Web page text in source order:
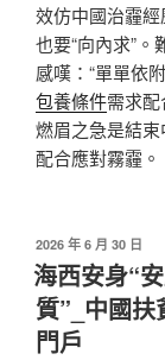
效仿中國治霾經
也要“向內求”
感嘆：“單單依
包養條件需求配
燃眉之急是結
配合應對霧霾。
發
佈
於
2026 年 6 月 30 日
海西安身“
質”_中國
門戶